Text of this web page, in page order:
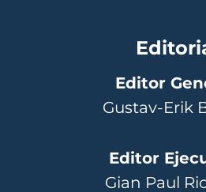
Editor
Gustav-Erik
Editor
Gian Paul